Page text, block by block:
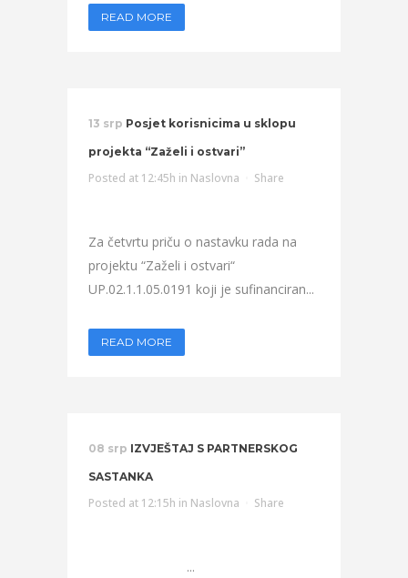
READ MORE
13 srp Posjet korisnicima u sklopu
projekta “Zaželi i ostvari”
Posted at 12:45h in Naslovna Share
Za četvrtu priču o nastavku rada na
projektu “Zaželi i ostvari“
UP.02.1.1.05.0191 koji je sufinanciran...
READ MORE
08 srp IZVJEŠTAJ S PARTNERSKOG
SASTANKA
Posted at 12:15h in Naslovna Share
...